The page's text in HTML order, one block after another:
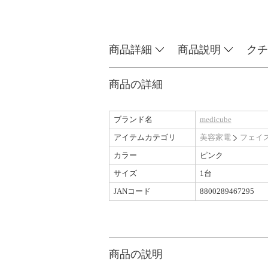
商品詳細 商品説明 ク
商品の詳細
ブランド名
medicube
アイテムカテゴリ
美容家電
フェイ
カラー
ピンク
サイズ
1台
JANコード
8800289467295
商品の説明